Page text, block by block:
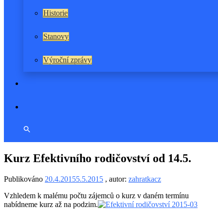
Historie
Stanovy
Výroční zprávy
Kurz Efektivního rodičovství od 14.5.
Publikováno 20.4.20155.5.2015 , autor: zahratkacz
Vzhledem k malému počtu zájemců o kurz v daném termínu
nabídneme kurz až na podzim.